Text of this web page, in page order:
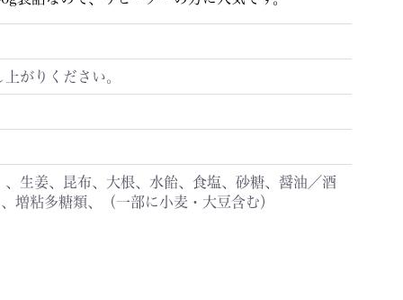
がりください。
生姜、昆布、大根、水飴、食塩、砂糖、醤油／酒
増粘多糖類、（一部に小麦・大豆含む）